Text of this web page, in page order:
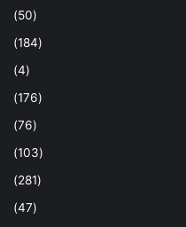
(50)
(184)
(4)
(176)
(76)
(103)
(281)
(47)